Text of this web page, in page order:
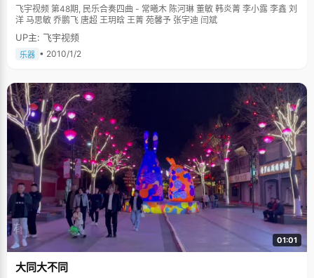
飞宇视频 第48期, 民乐合奏四曲 - 常曦木 陈河琳 董敏 韩炎菁 李小露 李鑫 刘
洋 马思敏 乔鹏飞 唐超 王玥晗 王菁 苑馨予 张宇迪 闫斌
UP主: 飞宇视频
乐器 • 2010/1/2
01:01
大同大不同